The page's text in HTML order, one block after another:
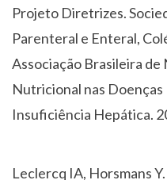
Projeto Diretrizes.
Parenteral e Enteral,
Associação Brasileira
Nutricional nas
Insuficiência Hepática.
Leclercq IA, Horsmans